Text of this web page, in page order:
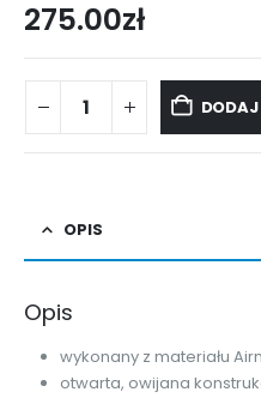
275.00zł
OPIS
Opis
wykonany z materiału
otwarta, owijana